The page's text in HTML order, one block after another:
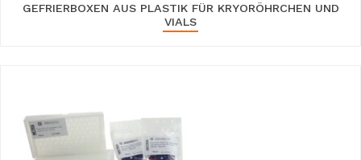
GEFRIERBOXEN AUS PLASTIK FÜR KRYORÖHRCHEN UND
VIALS